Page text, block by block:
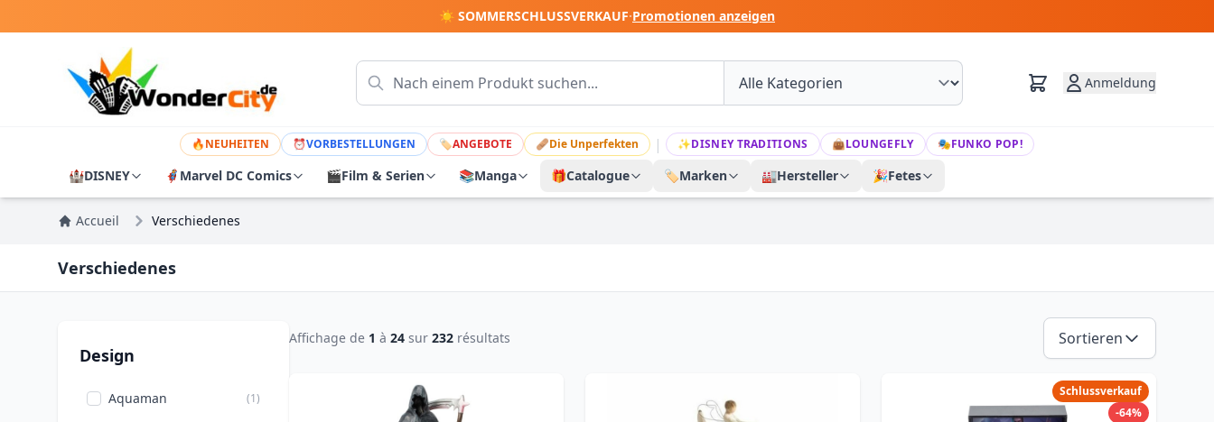
☀️ SOMMERSCHLUSSVERKAUF·Promotionen anzeigen
Anmeldung
🔥NEUHEITEN ⏰VORBESTELLUNGEN 🏷ANGEBOTE 🩹Die Unperfekten | ✨DISNEY TRADITIONS 👜LOUNGEFLY 🎭FUNKO POP!
🏰DISNEY 🦸 Marvel DC Comics 🎬Film & Serien 📚Manga 🎁Catalogue 🏷️Marken 🏭Hersteller 🎉Fetes
Accueil Verschiedenes
Verschiedenes
Design
Aquaman (1)
Affichage de 1 à 24 sur 232 résultats Sortieren
Schlussverkauf
-64%